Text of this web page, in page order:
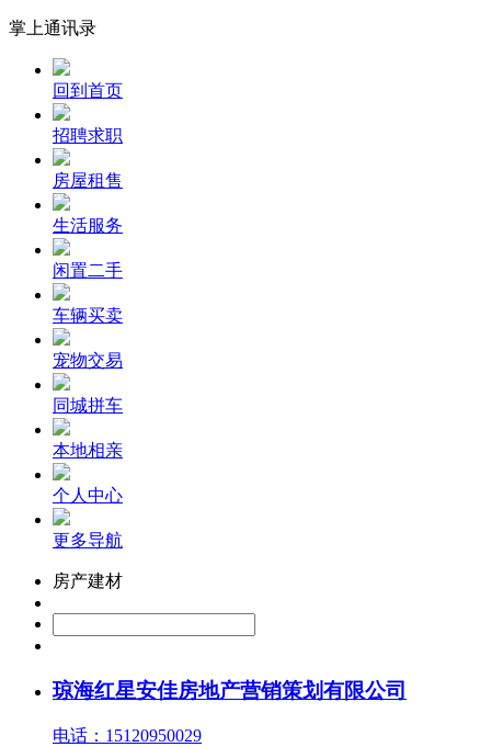
掌上通讯录
回到首页
招聘求职
房屋租售
生活服务
闲置二手
车辆买卖
宠物交易
同城拼车
本地相亲
个人中心
更多导航
房产建材
琼海红星安佳房地产营销策划有限公司
电话：15120950029